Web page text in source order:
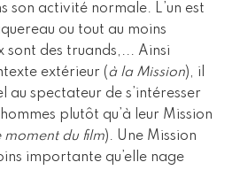
son activité normale. L’un est
ou tout au moins
sont des truands,... Ainsi
extérieur (à la Mission), il
au spectateur de s’intéresser
plutôt qu’à leur Mission
du film). Une Mission
importante qu’elle nage